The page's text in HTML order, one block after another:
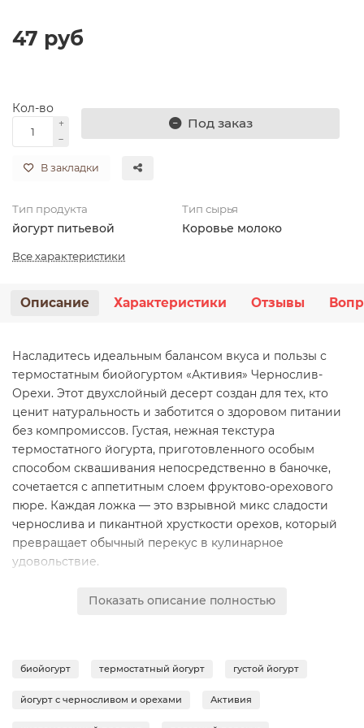
47 руб
Кол-во
Под заказ
В закладки
Тип продукта
йогурт питьевой
Тип сырья
Коровье молоко
Все характеристики
Описание Характеристики Отзывы
Насладитесь идеальным балансом вкуса и пользы с
термостатным биойогуртом «Активия» Чернослив-
Орехи. Этот двухслойный десерт создан для тех, кто
ценит натуральность и заботится о здоровом питании
без компромиссов. Густая, нежная текстура
термостатного йогурта, приготовленного особым
способом сквашивания непосредственно в баночке,
сочетается с аппетитным слоем фруктово-орехового
пюре. Каждая ложка — это взрывной микс сладости
чернослива и пикантной хрусткости орехов, который
превращает обычный перекус в кулинарное
удовольствие.
пробиотических культур ActiRegularis®, которые
искусственных красителей, консервантов и ГМО, что
уникальная термостатная технология позволяет
Показать описание полностью
биойогурт термостатный йогурт густой йогурт
йогурт с черносливом и орехами Активия